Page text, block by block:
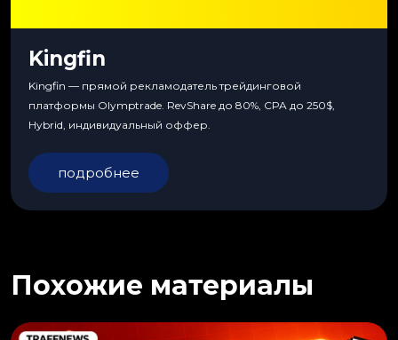
Kingfin
Kingfin — прямой рекламодатель трейдинговой
платформы Olymptrade. RevShare до 80%, CPA до 250$,
Hybrid, индивидуальный оффер.
подробнее
Похожие материалы